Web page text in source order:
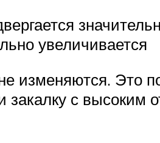
увеличивается
изменяются. Это
с